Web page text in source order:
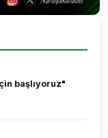
başlıyoruz"